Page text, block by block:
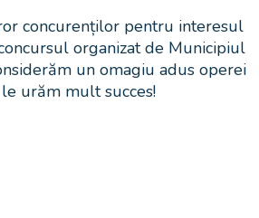
concurenților pentru interesul
organizat de Municipiul
un omagiu adus operei
urăm mult succes!